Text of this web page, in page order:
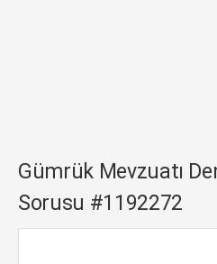
Gümrük Mevzuatı
Sorusu #1192272